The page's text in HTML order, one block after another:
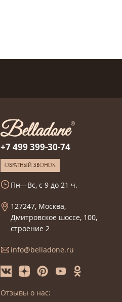
+7 499 399-30-74
ОБРАТНЫЙ ЗВОНОК
Пн—Вс, с 9 до 21 ч.
127247, Москва,
Дмитровское шоссе, 100,
строение 2
info@belladone.ru
Отзывы о нас: